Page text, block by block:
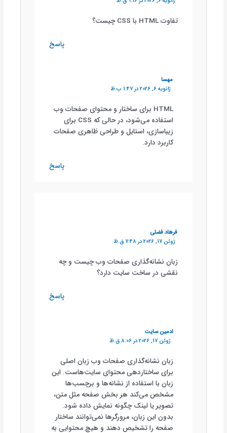
تفاوت HTML با CSS چیست؟
پاسخ
مهسا
ژانویه 6, 2026 در 1:47 ب.ظ
HTML برای ساختار و محتوای صفحات وب
استفاده می‌شود، در حالی که CSS برای
زیباسازی، استایل و طراحی ظاهری صفحات
کاربرد دارد.
پاسخ
فرهاد فضلی
ژوئن 17, 2026 در 7:48 ق.ظ
زبان نشانه‌گذاری صفحات وب چیست و چه
نقشی در ساخت سایت دارد؟
پاسخ
ادمین سایت
ژوئن 17, 2026 در 8:06 ق.ظ
زبان نشانه‌گذاری صفحات وب زبان اصلی
برای ساختاردهی محتوای سایت‌هاست. این
زبان با استفاده از نشانه‌ها و برچسب‌ها
مشخص می‌کند هر بخش صفحه مثل متن،
تصویر یا لینک چگونه نمایش داده شود.
بدون این زبان، مرورگرها نمی‌توانند ساختار
صفحه را تشخیص دهند و هیچ محتوایی به